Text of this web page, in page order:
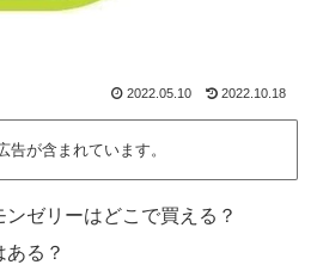
2022.05.10 2022.10.18
告が含まれています。
ゼリーはどこで買える？
る？